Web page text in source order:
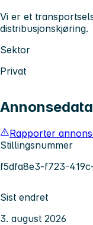
Vi er et
distribusjonskjøring.
Sektor
Privat
Annonsedata
Rapporter
Stillingsnummer
f5dfa8e3-f723-
Sist endret
3. august 2026